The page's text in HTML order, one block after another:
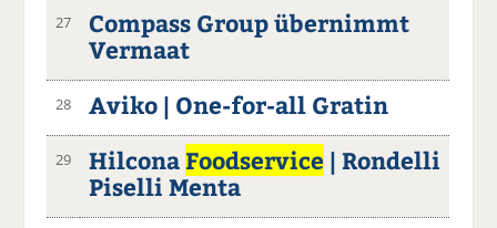
27
Compass Group übernimmt
Vermaat
28 Aviko | One-for-all Gratin
29 Hilcona Foodservice | Rondelli
Piselli Menta